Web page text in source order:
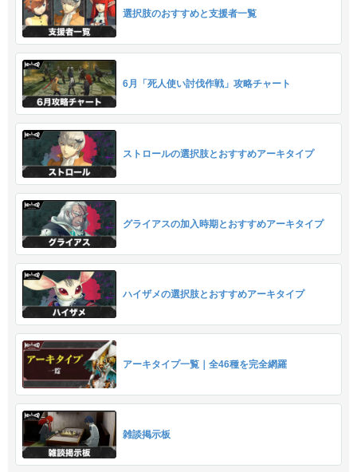
選択肢のおすすめと支援者一覧
6月「死人使い討伐作戦」攻略チャート
ストロールの選択肢とおすすめアーキタイプ
グライアスの加入時期とおすすめアーキタイプ
ハイザメの選択肢とおすすめアーキタイプ
アーキタイプ一覧｜全46種を完全網羅
雑談掲示板